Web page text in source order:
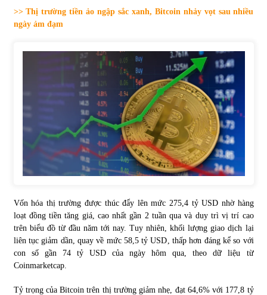
31/05/2022
Bất ổn từ các cuộc đấu giá đất ở Thanh Hoá
31/05/2022
Tiền gửi vào ngân hàng tiếp tục tăng mạnh
31/05/2022
S&P Ratings cập nhật xếp hạng tín nhiệm của
Vietcombank và Eximbank
31/05/2022
Chứng khoán ngày 30/5/2022: Top 10 cổ phiếu nổi bật
>> Thị trường tiền ảo ngập sắc xanh, Bitcoin nhảy vọt sau nhiều
ngày ảm đạm
Vốn hóa thị trường được thúc đẩy lên mức 275,4 tỷ USD nhờ hàng
loạt đồng tiền tăng giá, cao nhất gần 2 tuần qua và duy trì vị trí cao
trên biểu đồ từ đầu năm tới nay. Tuy nhiên, khối lượng giao dịch lại
liên tục giảm dần, quay về mức 58,5 tỷ USD, thấp hơn đáng kể so với
con số gần 74 tỷ USD của ngày hôm qua, theo dữ liệu từ
Coinmarketcap.
Tỷ trọng của Bitcoin trên thị trường giảm nhẹ, đạt 64,6% với 177,8 tỷ